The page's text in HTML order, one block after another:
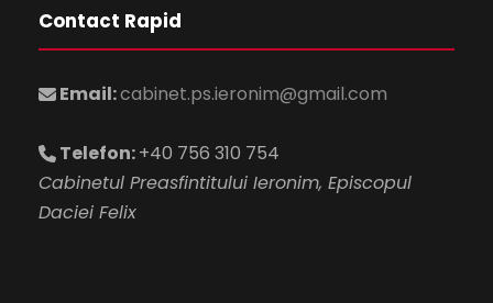
Contact Rapid
Email:cabinet.ps.ieronim@gmail.com
Telefon:+40 756 310 754
Cabinetul Preasfintitului Ieronim, Episcopul
Daciei Felix